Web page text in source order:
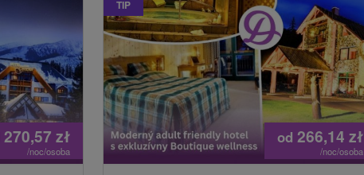
270,57 zł
/noc/osoba
TIP
od 266,14 zł
/noc/osoba